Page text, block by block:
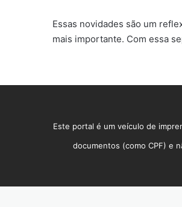
Essas novidades são um
mais importante. Com essa
Este portal é um veículo de
documentos (como CPF) e